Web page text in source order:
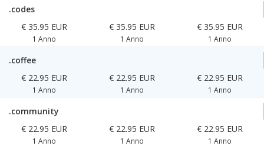
.codes
€ 35.95 EUR
1 Anno
€ 35.95 EUR
1 Anno
€ 35.95 EUR
1 Anno
.coffee
€ 22.95 EUR
1 Anno
€ 22.95 EUR
1 Anno
€ 22.95 EUR
1 Anno
.community
€ 22.95 EUR
1 Anno
€ 22.95 EUR
1 Anno
€ 22.95 EUR
1 Anno